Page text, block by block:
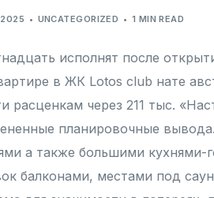
2025 UNCATEGORIZED 1 MIN READ
исполнят после
в ЖК Lotos club нате
расценкам через 211 тыс.
планировочные
а также большими
балконами, местами под